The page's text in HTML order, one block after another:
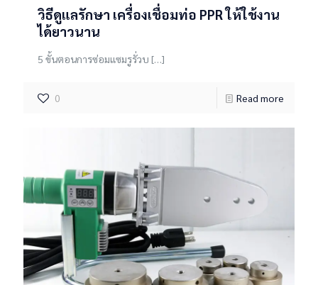
วิธีดูแลรักษา เครื่องเชื่อมท่อ PPR ให้ใช้งาน
ได้ยาวนาน
5 ขั้นตอนการซ่อมแซมรูรั่วบ […]
0 Read more